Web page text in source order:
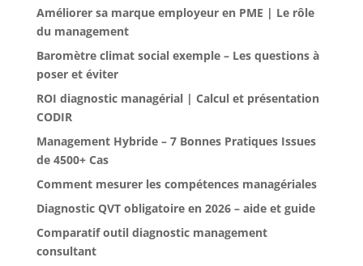
Améliorer sa marque employeur en PME | Le rôle
du management
Baromètre climat social exemple – Les questions à
poser et éviter
ROI diagnostic managérial | Calcul et présentation
CODIR
Management Hybride – 7 Bonnes Pratiques Issues
de 4500+ Cas
Comment mesurer les compétences managériales
Diagnostic QVT obligatoire en 2026 – aide et guide
Comparatif outil diagnostic management
consultant